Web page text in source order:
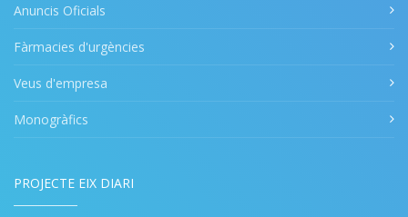
Anuncis Oficials
Fàrmacies d'urgències
Veus d'empresa
Monogràfics
PROJECTE EIX DIARI